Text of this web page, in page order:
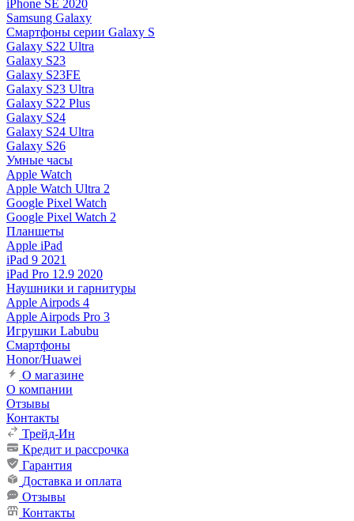
iPhone SE 2020
Samsung Galaxy
Смартфоны серии Galaxy S
Galaxy S22 Ultra
Galaxy S23
Galaxy S23FE
Galaxy S23 Ultra
Galaxy S22 Plus
Galaxy S24
Galaxy S24 Ultra
Galaxy S26
Умные часы
Apple Watch
Apple Watch Ultra 2
Google Pixel Watch
Google Pixel Watch 2
Планшеты
Apple iPad
iPad 9 2021
iPad Pro 12.9 2020
Наушники и гарнитуры
Apple Airpods 4
Apple Airpods Pro 3
Игрушки Labubu
Смартфоны
Honor/Huawei
О магазине
О компании
Отзывы
Контакты
Трейд-Ин
Кредит и рассрочка
Гарантия
Доставка и оплата
Отзывы
Контакты